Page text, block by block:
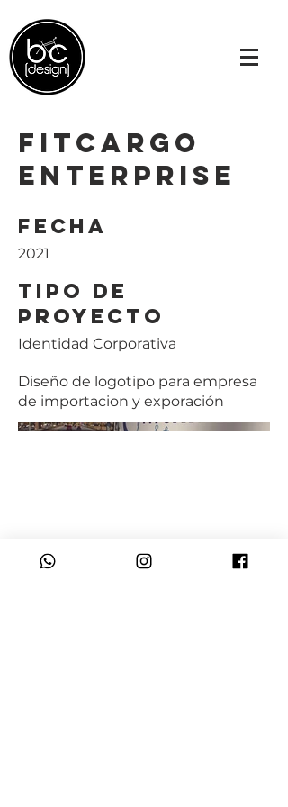
Fitcargo
Enterprise
Fecha
2021
Tipo de
Proyecto
Identidad Corporativa
Diseño de logotipo para empresa
de importacion y exporación